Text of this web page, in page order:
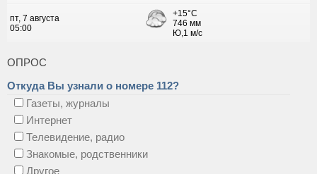
ОПРОС
Откуда Вы узнали о номере 112?
Газеты, журналы
Интернет
Телевидение, радио
Знакомые, родственники
Другое